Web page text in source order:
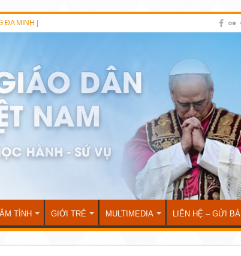
ĐA MINH |
TÌNH GIỚI TRẺ MULTIMEDIA LIÊN HỆ – GỬI BÀI